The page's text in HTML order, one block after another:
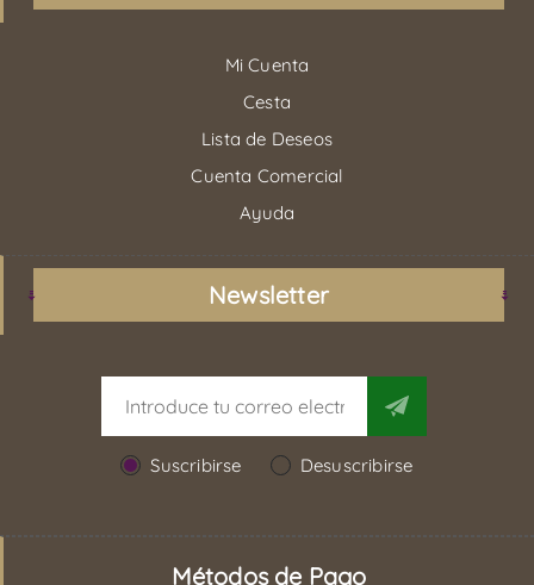
Mi Cuenta
Cesta
Lista de Deseos
Cuenta Comercial
Ayuda
Newsletter
Suscribirse Desuscribirse
Métodos de Pago